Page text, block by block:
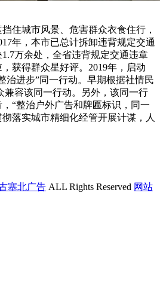
住城市风景、危害群众衣食住行，
年，本市已总计拆卸违背规定交通
万余处，全省违背规定交通违章
获得群众星好评。2019年，启动
治进步”同一行动。早期根据社情民
兼容该同一行动。另外，该同一行
“整治户外广告和牌匾标识，同一
落实城市精细化经管开展计谋，人
塞北广告 ALL Rights Reserved 网站